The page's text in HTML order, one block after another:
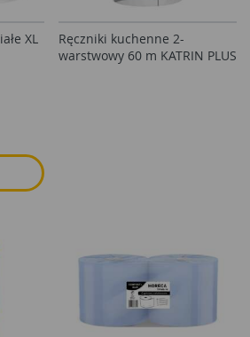
XL
Ręczniki kuchenne 2-
warstwowy 60 m KATRIN PLUS